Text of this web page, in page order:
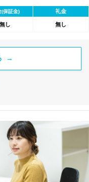
(保証金) 礼金
無し 無し
→